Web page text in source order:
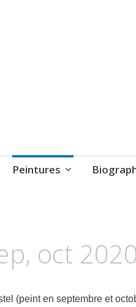
Peintures
oct 2020
(peint en septembre et